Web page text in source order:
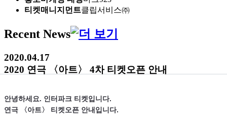
티켓매니지먼트클립서비스㈜
Recent News
2020.04.17
2020 연극 〈아트〉 4차 티켓오픈 안내
안녕하세요. 인터파크 티켓입니다.
연극 〈아트〉
티켓오픈 안내입니다.